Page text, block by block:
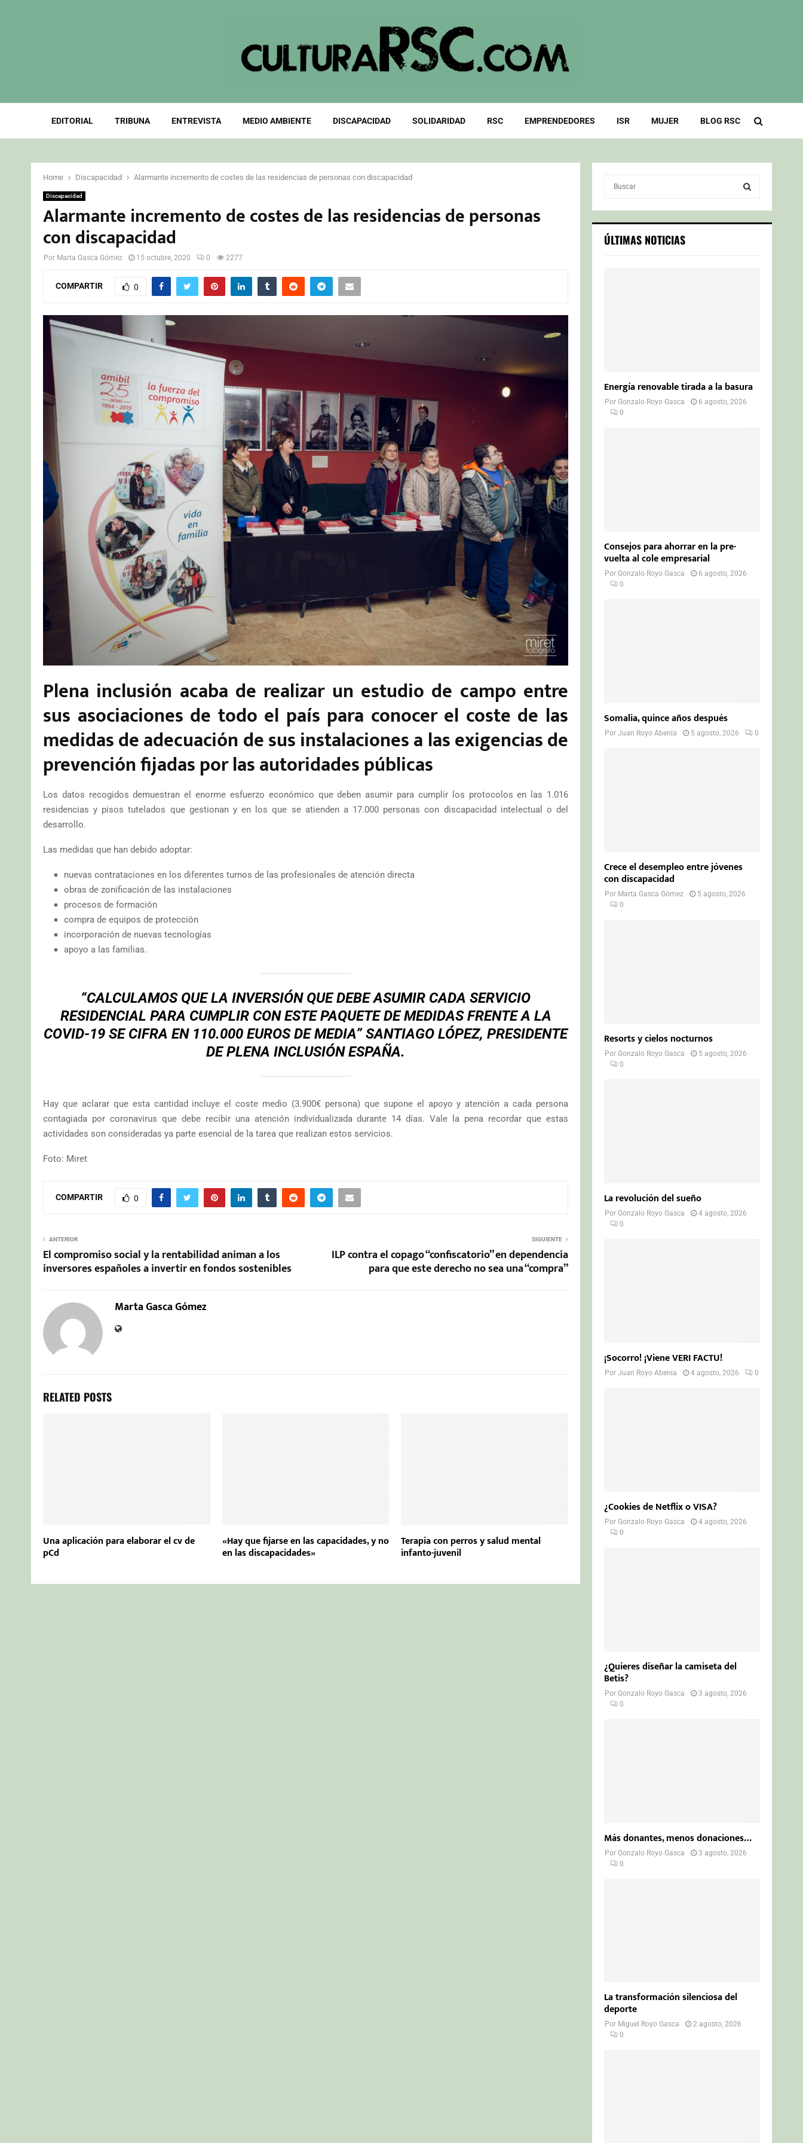
EDITORIAL TRIBUNA ENTREVISTA MEDIO AMBIENTE DISCAPACIDAD SOLIDARIDAD RSC EMPRENDEDORES ISR MUJER BLOG RSC
Home Discapacidad Alarmante incremento de costes de las residencias de personas con discapacidad
Discapacidad
Alarmante incremento de costes de las residencias de personas
con discapacidad
Por Marta Gasca Gómez 15 octubre, 2020 0 2277
COMPARTIR 0
Plena inclusión acaba de realizar un estudio de campo entre
sus asociaciones de todo el país para conocer el coste de las
medidas de adecuación de sus instalaciones a las exigencias de
prevención fijadas por las autoridades públicas
Los datos recogidos demuestran el enorme esfuerzo económico que deben asumir para cumplir los protocolos en las 1.016
residencias y pisos tutelados que gestionan y en los que se atienden a 17.000 personas con discapacidad intelectual o del
desarrollo.
Las medidas que han debido adoptar:
nuevas contrataciones en los diferentes turnos de las profesionales de atención directa
obras de zonificación de las instalaciones
procesos de formación
compra de equipos de protección
incorporación de nuevas tecnologías
apoyo a las familias.
“CALCULAMOS QUE LA INVERSIÓN QUE DEBE ASUMIR CADA SERVICIO
RESIDENCIAL PARA CUMPLIR CON ESTE PAQUETE DE MEDIDAS FRENTE A LA
COVID-19 SE CIFRA EN 110.000 EUROS DE MEDIA” SANTIAGO LÓPEZ, PRESIDENTE
DE PLENA INCLUSIÓN ESPAÑA.
Hay que aclarar que esta cantidad incluye el coste medio (3.900€ persona) que supone el apoyo y atención a cada persona
contagiada por coronavirus que debe recibir una atención individualizada durante 14 días. Vale la pena recordar que estas
actividades son consideradas ya parte esencial de la tarea que realizan estos servicios.
Foto: Miret
COMPARTIR 0
ANTERIOR
El compromiso social y la rentabilidad animan a los
inversores españoles a invertir en fondos sostenibles
SIGUIENTE
ILP contra el copago “confiscatorio” en dependencia
para que este derecho no sea una “compra”
Marta Gasca Gómez
RELATED POSTS
Una aplicación para elaborar el cv de
pCd
«Hay que fijarse en las capacidades, y no
en las discapacidades»
Terapia con perros y salud mental
infanto-juvenil
c
h
S
ÚLTIMAS NOTICIAS
Energía renovable tirada a la basura
PorGonzalo Royo Gasca
6 agosto, 2026
0
Consejos para ahorrar en la pre-
vuelta al cole empresarial
PorGonzalo Royo Gasca
6 agosto, 2026
0
Somalia, quince años después
PorJuan Royo Abenia 5 agosto, 2026 0
Crece el desempleo entre jóvenes
con discapacidad
Por Marta Gasca Gómez
5 agosto, 2026
0
Resorts y cielos nocturnos
PorGonzalo Royo Gasca
5 agosto, 2026
0
La revolución del sueño
PorGonzalo Royo Gasca
4 agosto, 2026
0
¡Socorro! ¡Viene VERI FACTU!
PorJuan Royo Abenia 4 agosto, 2026 0
¿Cookies de Netflix o VISA?
PorGonzalo Royo Gasca
4 agosto, 2026
0
¿Quieres diseñar la camiseta del
Betis?
PorGonzalo Royo Gasca
3 agosto, 2026
0
Más donantes, menos donaciones…
PorGonzalo Royo Gasca
3 agosto, 2026
0
La transformación silenciosa del
deporte
Por Miguel Royo Gasca
2 agosto, 2026
0